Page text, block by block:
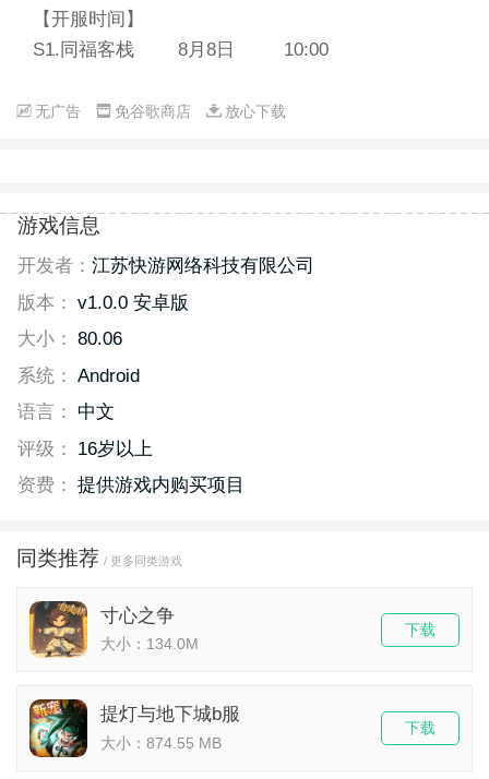
【开服时间】
S1.同福客栈 8月8日 10:00
无广告 免谷歌商店 放心下载
游戏信息
开发者： 江苏快游网络科技有限公司
版本： v1.0.0 安卓版
大小： 80.06
系统： Android
语言：
中文
评级：
16岁以上
资费： 提供游戏内购买项目
同类推荐 / 更多同类游戏
寸心之争
大小：134.0M
下载
提灯与地下城b服
大小：874.55 MB
下载